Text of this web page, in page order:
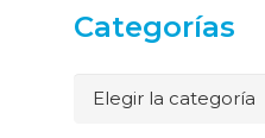
Categorías
Categorías